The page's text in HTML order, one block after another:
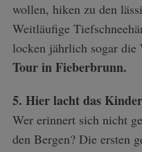
wollen, hiken zu den
Weitläufige
locken jährlich sogar die
Tour in Fieberbrunn.
5. Hier lacht das
Wer erinnert sich nicht
den Bergen? Die ersten